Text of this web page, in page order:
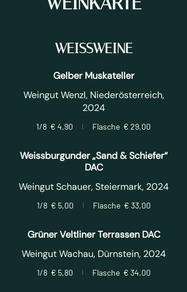
WEISSWEINE
Gelber Muskateller
Weingut Wenzl, Niederösterreich,
2024
1/8 € 4,90 Flasche € 29,00
Weissburgunder „Sand & Schiefer“
DAC
Weingut Schauer, Steiermark, 2024
1/8 € 5,00 Flasche € 33,00
Grüner Veltliner Terrassen DAC
Weingut Wachau, Dürnstein, 2024
1/8 € 5,80 Flasche € 34,00